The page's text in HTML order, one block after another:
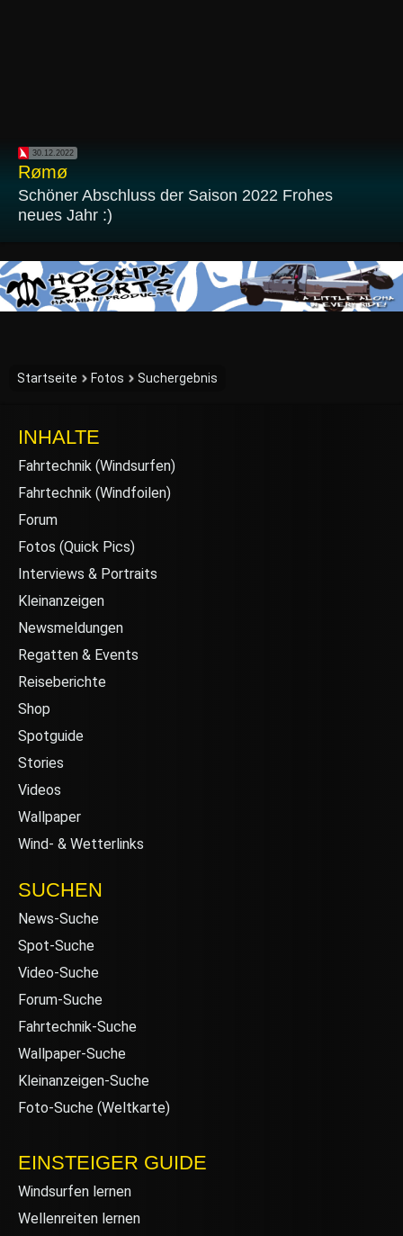
30.12.2022
Rømø
Schöner Abschluss der Saison 2022 Frohes
neues Jahr :)
Startseite Fotos Suchergebnis
INHALTE
Fahrtechnik (Windsurfen)
Fahrtechnik (Windfoilen)
Forum
Fotos (Quick Pics)
Interviews & Portraits
Kleinanzeigen
Newsmeldungen
Regatten & Events
Reiseberichte
Shop
Spotguide
Stories
Videos
Wallpaper
Wind- & Wetterlinks
SUCHEN
News-Suche
Spot-Suche
Video-Suche
Forum-Suche
Fahrtechnik-Suche
Wallpaper-Suche
Kleinanzeigen-Suche
Foto-Suche (Weltkarte)
EINSTEIGER GUIDE
Windsurfen lernen
Wellenreiten lernen